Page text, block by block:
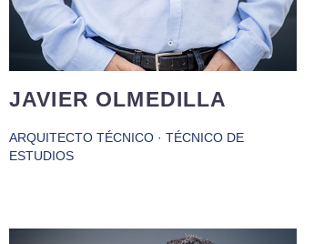
JAVIER OLMEDILLA
ARQUITECTO TÉCNICO · TÉCNICO DE
ESTUDIOS